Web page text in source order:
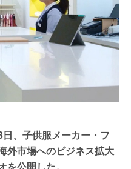
、子供服メーカー・フ
外市場へのビジネス拡大
公開した。